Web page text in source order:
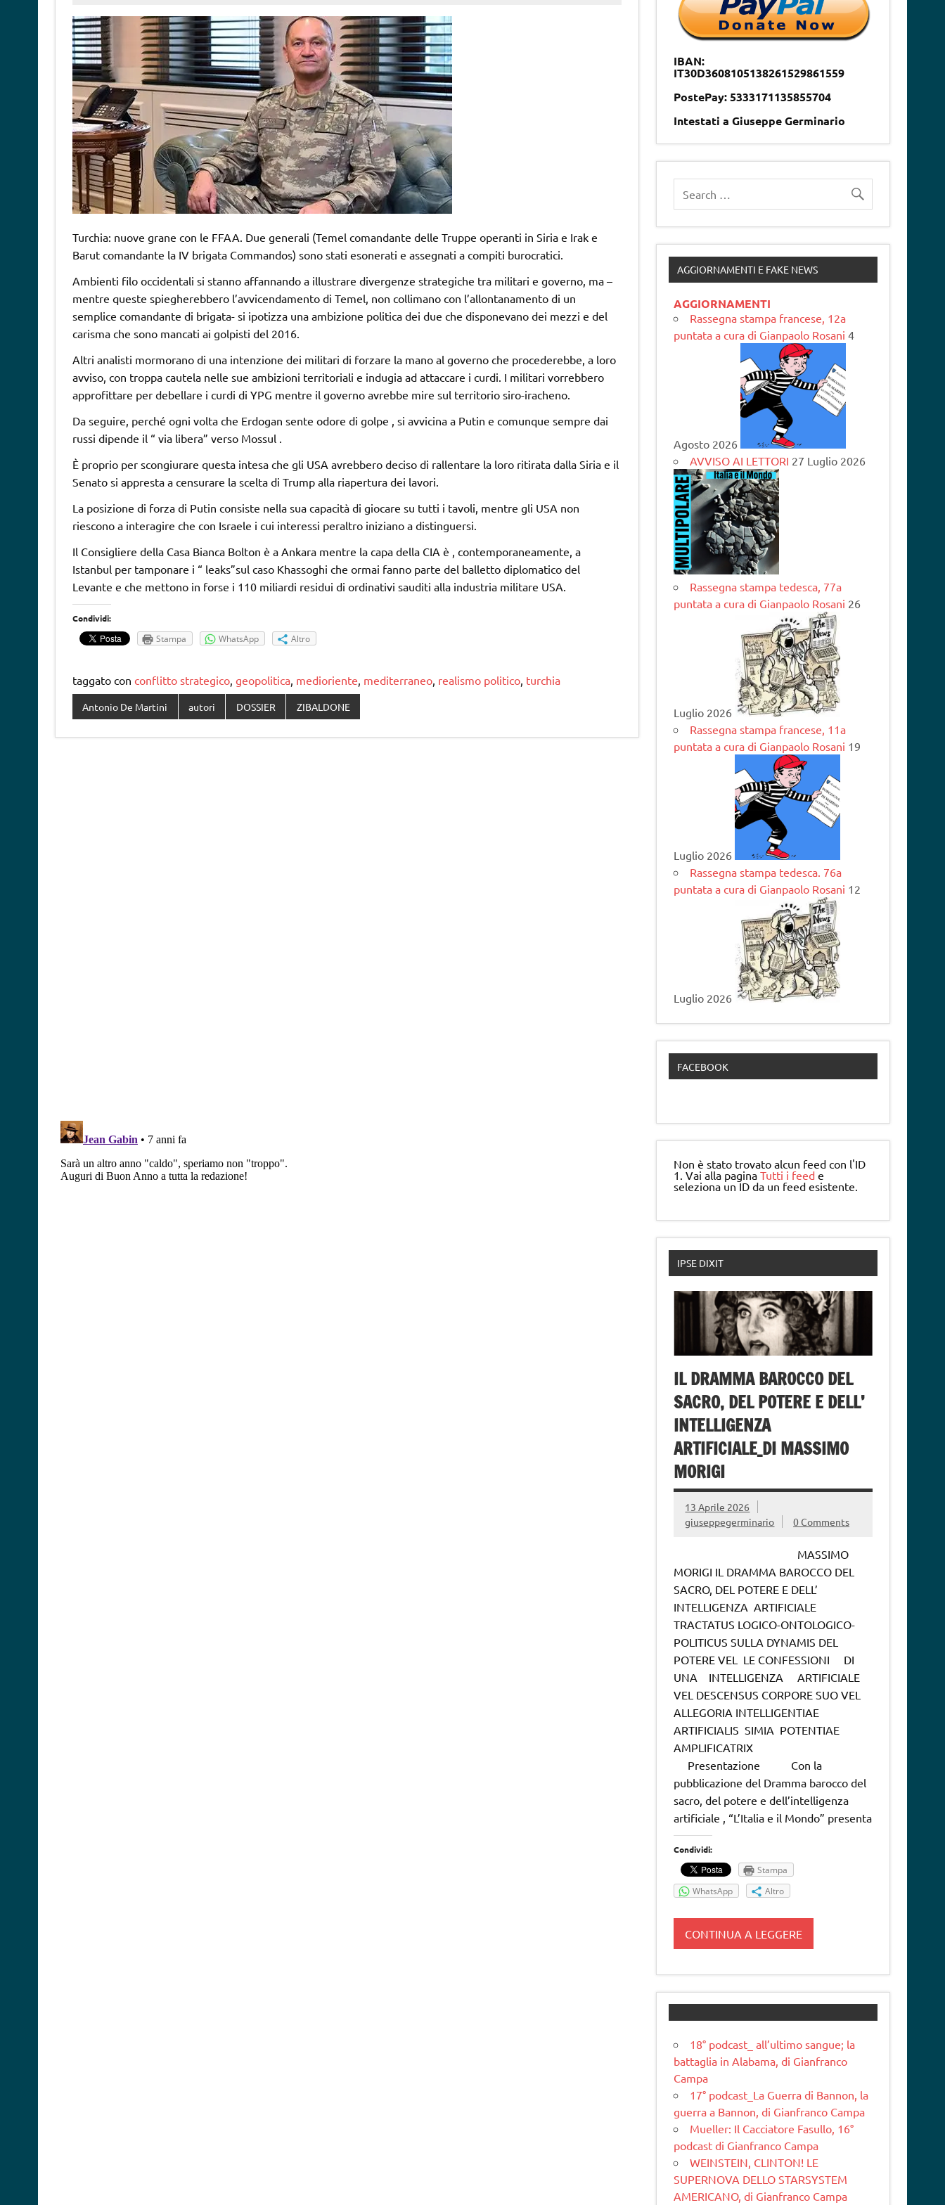
Turchia: nuove grane con le FFAA. Due generali (Temel comandante delle Truppe operanti in Siria e Irak e
Barut comandante la IV brigata Commandos) sono stati esonerati e assegnati a compiti burocratici.
Ambienti filo occidentali si stanno affannando a illustrare divergenze strategiche tra militari e governo, ma –
mentre queste spiegherebbero l’avvicendamento di Temel, non collimano con l’allontanamento di un
semplice comandante di brigata- si ipotizza una ambizione politica dei due che disponevano dei mezzi e del
carisma che sono mancati ai golpisti del 2016.
Altri analisti mormorano di una intenzione dei militari di forzare la mano al governo che procederebbe, a loro
avviso, con troppa cautela nelle sue ambizioni territoriali e indugia ad attaccare i curdi. I militari vorrebbero
approfittare per debellare i curdi di YPG mentre il governo avrebbe mire sul territorio siro-iracheno.
Da seguire, perché ogni volta che Erdogan sente odore di golpe , si avvicina a Putin e comunque sempre dai
russi dipende il “ via libera” verso Mossul .
È proprio per scongiurare questa intesa che gli USA avrebbero deciso di rallentare la loro ritirata dalla Siria e il
Senato si appresta a censurare la scelta di Trump alla riapertura dei lavori.
La posizione di forza di Putin consiste nella sua capacità di giocare su tutti i tavoli, mentre gli USA non
riescono a interagire che con Israele i cui interessi peraltro iniziano a distinguersi.
Il Consigliere della Casa Bianca Bolton è a Ankara mentre la capa della CIA è , contemporaneamente, a
Istanbul per tamponare i “ leaks”sul caso Khassoghi che ormai fanno parte del balletto diplomatico del
Levante e che mettono in forse i 110 miliardi residui di ordinativi sauditi alla industria militare USA.
Condividi:
Stampa WhatsApp Altro
taggato con conflitto strategico, geopolitica, medioriente, mediterraneo, realismo politico, turchia
Antonio De Martini autori DOSSIER ZIBALDONE
IBAN:
IT30D3608105138261529861559
PostePay: 5333171135855704
Intestati a Giuseppe Germinario
AGGIORNAMENTI E FAKE NEWS
AGGIORNAMENTI
Rassegna stampa francese, 12a
puntata a cura di Gianpaolo Rosani 4
Agosto 2026
AVVISO AI LETTORI 27 Luglio 2026
Rassegna stampa tedesca, 77a
puntata a cura di Gianpaolo Rosani 26
Luglio 2026
Rassegna stampa francese, 11a
puntata a cura di Gianpaolo Rosani 19
Luglio 2026
Rassegna stampa tedesca. 76a
puntata a cura di Gianpaolo Rosani 12
Luglio 2026
FACEBOOK
Non è stato trovato alcun feed con l'ID
1. Vai alla paginaTutti i feed e
seleziona un ID da un feed esistente.
IPSE DIXIT
IL DRAMMA BAROCCO DEL
SACRO, DEL POTERE E DELL’
INTELLIGENZA
ARTIFICIALE_DI MASSIMO
MORIGI
13 Aprile 2026
giuseppegerminario
0 Comments
MASSIMO
MORIGI IL DRAMMA BAROCCO DEL
SACRO, DEL POTERE E DELL’
INTELLIGENZA ARTIFICIALE
TRACTATUS LOGICO-ONTOLOGICO-
POLITICUS SULLA DYNAMIS DEL
POTERE VEL LE CONFESSIONI DI
UNA INTELLIGENZA ARTIFICIALE
VEL DESCENSUS CORPORE SUO VEL
ALLEGORIA INTELLIGENTIAE
ARTIFICIALIS SIMIA POTENTIAE
AMPLIFICATRIX
Presentazione Con la
pubblicazione del Dramma barocco del
sacro, del potere e dell’intelligenza
artificiale , “L’Italia e il Mondo” presenta
Condividi:
Stampa
WhatsApp
Altro
CONTINUA A LEGGERE
18° podcast_ all’ultimo sangue; la
battaglia in Alabama, di Gianfranco
Campa
17° podcast_La Guerra di Bannon, la
guerra a Bannon, di Gianfranco Campa
Mueller: Il Cacciatore Fasullo, 16°
podcast di Gianfranco Campa
WEINSTEIN, CLINTON! LE
SUPERNOVA DELLO STARSYSTEM
AMERICANO, di Gianfranco Campa